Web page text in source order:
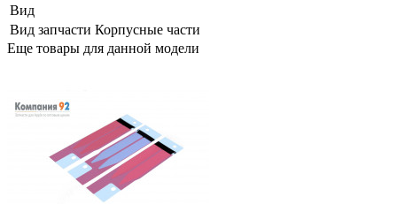
Вид
Вид запчасти Корпусные части
Еще товары для данной модели